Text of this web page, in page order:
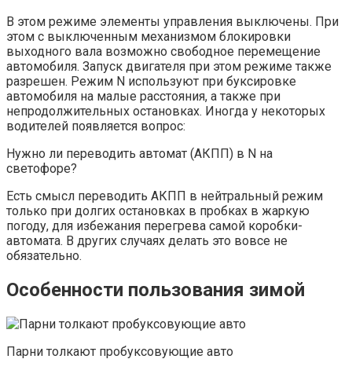
В этом режиме элементы управления выключены. При
этом с выключенным механизмом блокировки
выходного вала возможно свободное перемещение
автомобиля. Запуск двигателя при этом режиме также
разрешен. Режим N используют при буксировке
автомобиля на малые расстояния, а также при
непродолжительных остановках. Иногда у некоторых
водителей появляется вопрос:
Нужно ли переводить автомат (АКПП) в N на
светофоре?
Есть смысл переводить АКПП в нейтральный режим
только при долгих остановках в пробках в жаркую
погоду, для избежания перегрева самой коробки-
автомата. В других случаях делать это вовсе не
обязательно.
Особенности пользования зимой
Парни толкают пробуксовующие авто